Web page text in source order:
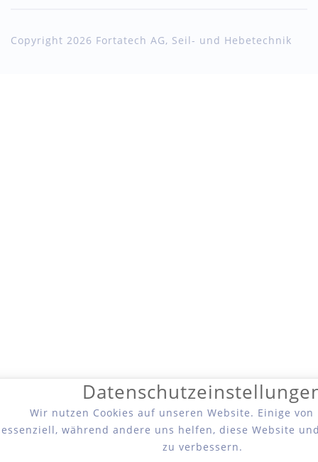
Copyright 2026 Fortatech AG, Seil- und Hebetechnik
Wir nutzen Cookies auf unseren Website. Einige
essenziell, während andere uns helfen, diese Website
zu verbessern.